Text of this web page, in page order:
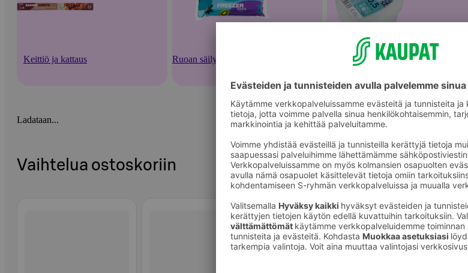
Keittiö ja kattaus Ruoan säilytysastiat ja -välineet Pakastusrasiat ja -astiat
Ladataan...
Vaihtelua ostoskoriin